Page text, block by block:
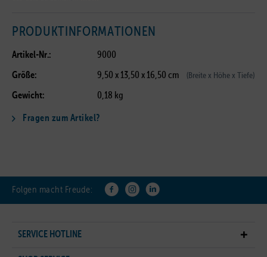
PRODUKTINFORMATIONEN
Artikel-Nr.: 9000
Größe: 9,50 x 13,50 x 16,50 cm (Breite x Höhe x Tiefe)
Gewicht: 0,18 kg
Fragen zum Artikel?
Folgen macht Freude:
SERVICE HOTLINE